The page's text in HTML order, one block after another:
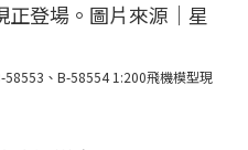
58553、B-58554 1:200飛機模型現